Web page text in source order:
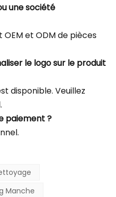
une société
et ODM de pièces
le logo sur le produit
disponible. Veuillez
paiement ?
Manche